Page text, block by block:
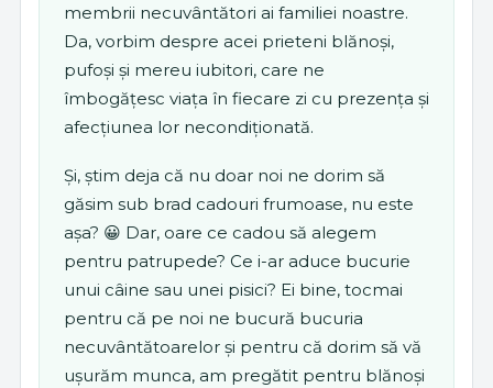
membrii necuvântători ai familiei noastre.
Da, vorbim despre acei prieteni blănoși,
pufoși și mereu iubitori, care ne
îmbogățesc viața în fiecare zi cu prezența și
afecțiunea lor necondiționată.
Și, știm deja că nu doar noi ne dorim să
găsim sub brad cadouri frumoase, nu este
așa? 😀 Dar, oare ce cadou să alegem
pentru patrupede? Ce i-ar aduce bucurie
unui câine sau unei pisici? Ei bine, tocmai
pentru că pe noi ne bucură bucuria
necuvântătoarelor și pentru că dorim să vă
ușurăm munca, am pregătit pentru blănoși